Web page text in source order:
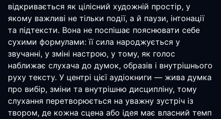
відкривається як цілісний художній простір, у
якому важливі не тільки події, а й паузи, інтонації
та підтексти. Вона не поспішає пояснювати себе
сухими формулами: її сила народжується у
звучанні, у зміні настрою, у тому, як голос
наближає слухача до думок, образів і внутрішнього
руху тексту. У центрі цієї аудіокниги — жива думка
про вибір, зміни та внутрішню дисципліну, тому
слухання перетворюється на уважну зустріч із
твором, де кожна сцена або ідея має власний темп